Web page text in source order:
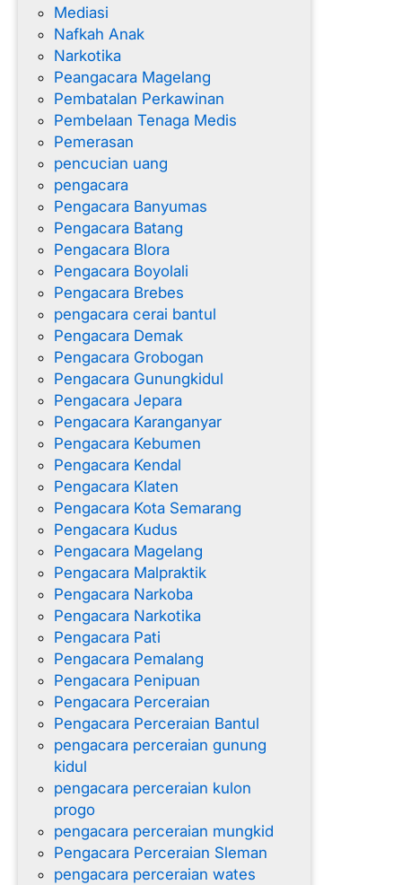
Mediasi
Nafkah Anak
Narkotika
Peangacara Magelang
Pembatalan Perkawinan
Pembelaan Tenaga Medis
Pemerasan
pencucian uang
pengacara
Pengacara Banyumas
Pengacara Batang
Pengacara Blora
Pengacara Boyolali
Pengacara Brebes
pengacara cerai bantul
Pengacara Demak
Pengacara Grobogan
Pengacara Gunungkidul
Pengacara Jepara
Pengacara Karanganyar
Pengacara Kebumen
Pengacara Kendal
Pengacara Klaten
Pengacara Kota Semarang
Pengacara Kudus
Pengacara Magelang
Pengacara Malpraktik
Pengacara Narkoba
Pengacara Narkotika
Pengacara Pati
Pengacara Pemalang
Pengacara Penipuan
Pengacara Perceraian
Pengacara Perceraian Bantul
pengacara perceraian gunung
kidul
pengacara perceraian kulon
progo
pengacara perceraian mungkid
Pengacara Perceraian Sleman
pengacara perceraian wates